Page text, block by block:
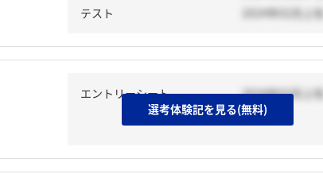
テスト
2024年02月上旬
エントリーシート
2024年03月上旬
選考体験記を見る(無料)